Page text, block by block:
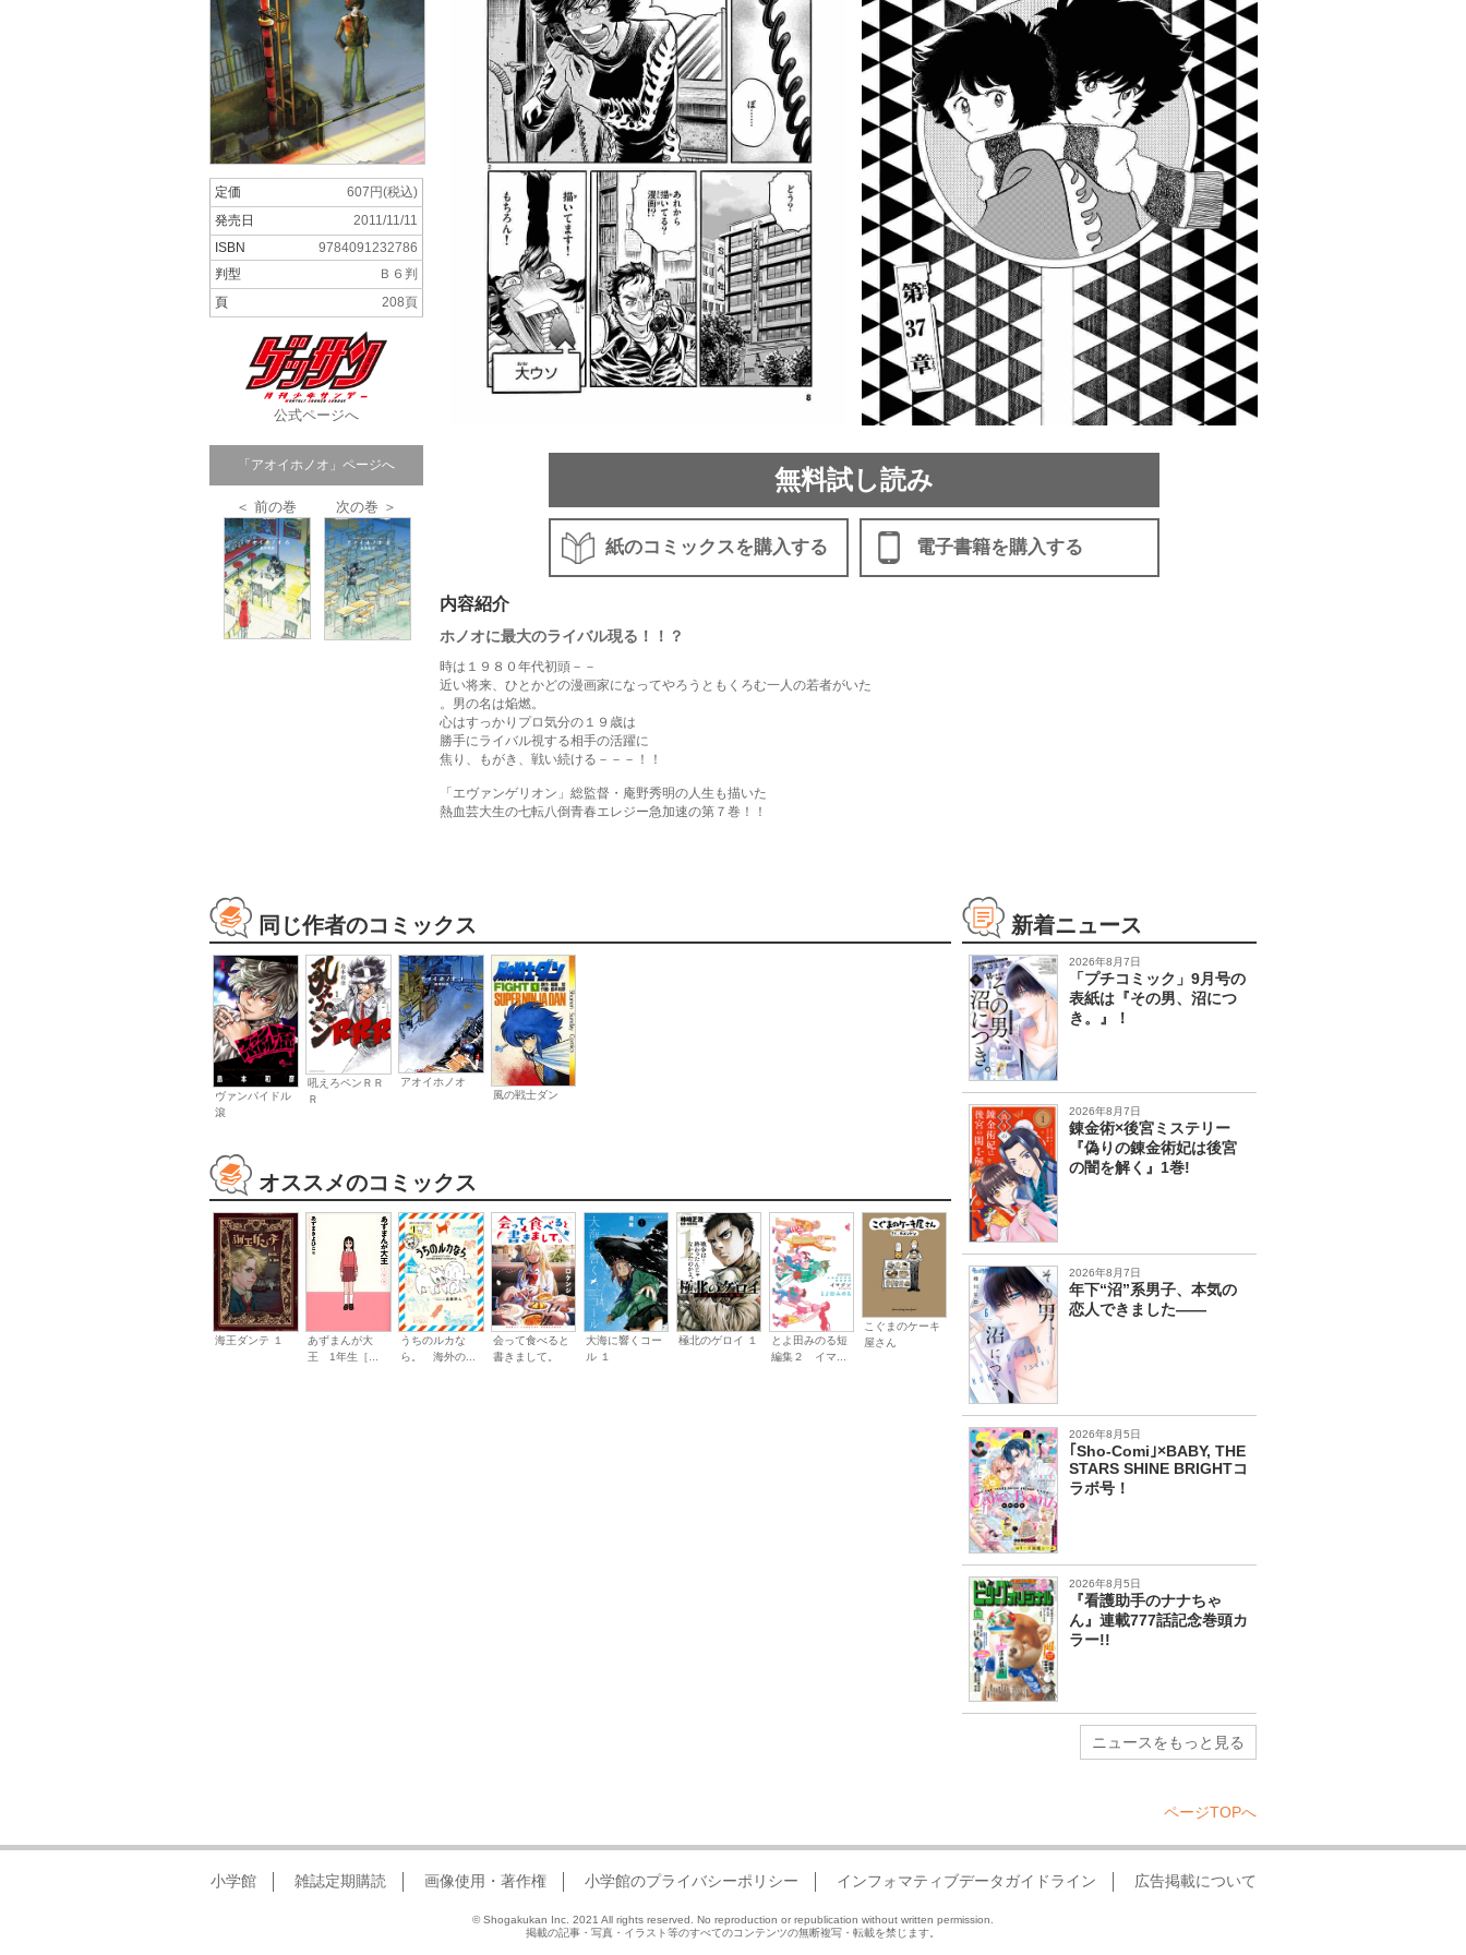
定価
607円(税込)
発売日
2011/11/11
ISBN
9784091232786
判型
Ｂ６判
頁
208頁
公式ページへ
「アオイホノオ」ページへ
＜ 前の巻 次の巻 ＞
無料試し読み
紙のコミックスを購入する 電子書籍を購入する
内容紹介
ホノオに最大のライバル現る！！？
時は１９８０年代初頭－－
近い将来、ひとかどの漫画家になってやろうともくろむ一人の若者がいた
。男の名は焔燃。
心はすっかりプロ気分の１９歳は
勝手にライバル視する相手の活躍に
焦り、もがき、戦い続ける－－－！！
「エヴァンゲリオン」総監督・庵野秀明の人生も描いた
熱血芸大生の七転八倒青春エレジー急加速の第７巻！！
同じ作者のコミックス
ヴァンパイドル
滾
吼えろペンＲＲ
Ｒ
アオイホノオ
風の戦士ダン
オススメのコミックス
海王ダンテ １
あずまんが大
王 1年生［...
うちのルカな
ら。 海外の...
会って食べると
書きまして。
大海に響くコー
ル １
極北のゲロイ １
とよ田みのる短
編集２ イマ...
こぐまのケーキ
屋さん
新着ニュース
2026年8月7日
「プチコミック」9月号の
表紙は『その男、沼につ
き。』！
2026年8月7日
錬金術×後宮ミステリー
『偽りの錬金術妃は後宮
の闇を解く』1巻!
2026年8月7日
年下“沼”系男子、本気の
恋人できました――
2026年8月5日
｢Sho-Comi｣×BABY, THE
STARS SHINE BRIGHTコ
ラボ号！
2026年8月5日
『看護助手のナナちゃ
ん』連載777話記念巻頭カ
ラー!!
ニュースをもっと見る
ページTOPへ
小学館 雑誌定期購読 画像使用・著作権 小学館のプライバシーポリシー インフォマティブデータガイドライン 広告掲載について
© Shogakukan Inc. 2021 All rights reserved. No reproduction or republication without written permission.
掲載の記事・写真・イラスト等のすべてのコンテンツの無断複写・転載を禁じます。